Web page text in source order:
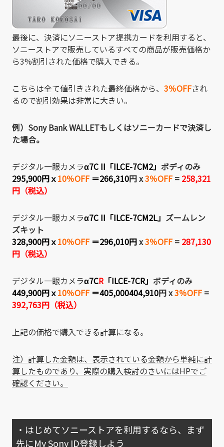
最後に、決済にソニーストア提携カードを利用すると、
ソニーストアで販売しているすべての商品が販売価格か
ら3%割引された価格で購入できる。
こちらは全て値引きされた最終価格から、 3％OFFされ
るので割引効果は非常に大きい。
例）Sony Bank WALLETもしくはソニーカードで決済し
た場合。
デジタル一眼カメラα7C II「ILCE-7CM2」 ボディのみ
295,900円ｘ10％OFF＝266,310円 x3％OFF= 258,321
円（税込）
デジタル一眼カメラα7C II「ILCE-7CM2L」 ズームレン
ズキット
328,900円ｘ10％OFF＝296,010円x3％OFF= 287,130
円（税込）
デジタル一眼カメラα7CR「ILCE-7CR」 ボディのみ
449,900円ｘ10％OFF＝405,000404,910円 x3％OFF=
392,763円（税込）
上記の価格で購入できる計算になる。
注）計算した金額は、表示されている金額から単純に計
算したものであり、実際の購入検討のさいにはHPでご
確認ください。
・はじめてソニーストアを利用するなら、まず
先にMy Sony ID登録しよう